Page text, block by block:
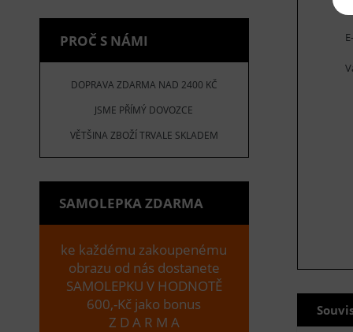
PROČ S NÁMI
DOPRAVA ZDARMA NAD 2400 KČ
JSME PŘÍMÝ DOVOZCE
VĚTŠINA ZBOŽÍ TRVALE SKLADEM
SAMOLEPKA ZDARMA
ke každému zakoupenému
obrazu od nás dostanete
SAMOLEPKU V HODNOTĚ
600,-Kč jako bonus
Z D A R M A